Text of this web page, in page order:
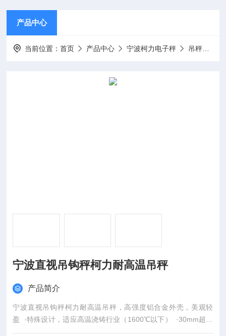
产品中心
当前位置：首页 产品中心 宁波柯力电子秤 吊秤吊钩秤
宁波直视吊钩秤柯力耐高温吊秤
产品简介
宁波直视吊钩秤柯力耐高温吊秤，高强度铝合金外壳，美观轻
盈 ·特殊设计，适应高温浇铸行业（1600℃以下） ·30mm超高
亮发光数码管显示 ·三点线性标定，自动零点跟踪，重力加速度